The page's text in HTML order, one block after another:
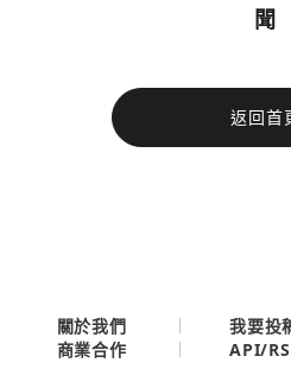
聞
返回首
今日熱門
今日熱門
關於我們 我要投
商業合作
API/